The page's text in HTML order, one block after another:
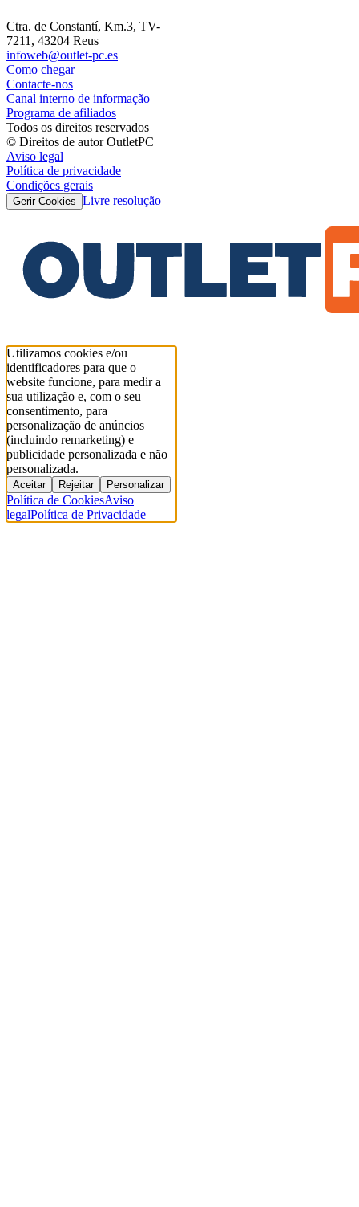
Ctra. de Constantí, Km.3, TV-
7211, 43204 Reus
infoweb@outlet-pc.es
Como chegar
Contacte-nos
Canal interno de informação
Programa de afiliados
Todos os direitos reservados
© Direitos de autor OutletPC
Aviso legal
Política de privacidade
Condições gerais
Gerir Cookies Livre resolução
Utilizamos cookies e/ou
identificadores para que o
website funcione, para medir a
sua utilização e, com o seu
consentimento, para
personalização de anúncios
(incluindo remarketing) e
publicidade personalizada e não
personalizada.
Aceitar Rejeitar Personalizar
Política de CookiesAviso
legalPolítica de Privacidade